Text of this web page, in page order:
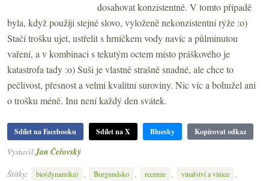
dosahovat konzistentně. V tomto případě
byla, když použiji stejné slovo, vyloženě nekonzistentní rýže :o)
Stačí trošku ujet, ustřelit s hrníčkem vody navíc a půlminutou
vaření, a v kombinaci s tekutým octem místo práškového je
katastrofa tady :o) Suši je vlastně strašně snadné, ale chce to
pečlivost, přesnost a velmi kvalitní suroviny. Nic víc a bohužel ani
o trošku méně. Inu není každý den svátek.
Sdílet na Facebooku Sdílet na X Bluesky Kopírovat odkaz
VystavilJan Čeřovský
Štítky:
bio(dynamika) , Burgundsko , recenze , vinařství a vinice ,